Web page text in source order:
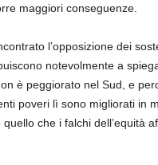
maggiori conseguenze.
l’opposizione dei
notevolmente a
è peggiorato nel Sud, e
poveri lì sono migliorati in
che i falchi dell’equità